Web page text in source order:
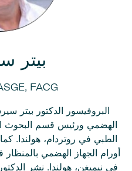
بيتر
FACG
البروفيسور الدكتور بيتر
الهضمي ورئيس قسم البحوث
الطبي في روتردام، هولندا.
أورام الجهاز الهضمي